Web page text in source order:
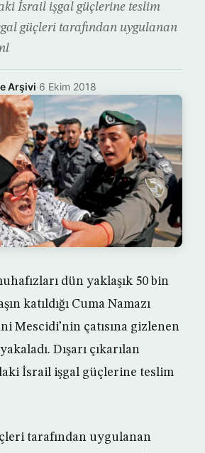
İsrail işgal güçlerine teslim
güçleri tarafından uygulanan
Arşivi·6 Ekim 2018
dün yaklaşık 50 bin
katıldığı Cuma Namazı
Mescidi’nin çatısına gizlenen
Dışarı çıkarılan
İsrail işgal güçlerine teslim
tarafından uygulanan